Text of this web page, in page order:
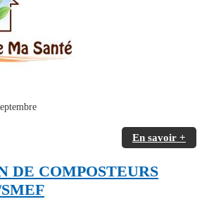
En savoir +
DE COMPOSTEURS